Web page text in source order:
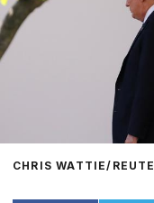
CHRIS WATTIE/